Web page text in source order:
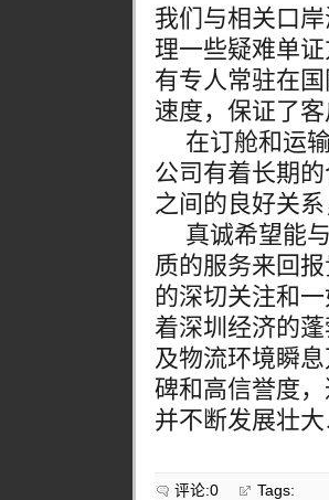
我们与相关口
理一些疑难单
有专人常驻在
速度，保证了
在订舱和运
公司有着长期
之间的良好关
真诚希望能
质的服务来回
的深切关注和
着深圳经济的
及物流环境瞬
碑和高信誉度
并不断发展壮
评论:0 Tags: